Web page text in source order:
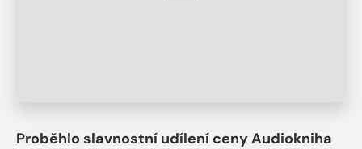
Proběhlo slavnostní udílení ceny Audiokniha